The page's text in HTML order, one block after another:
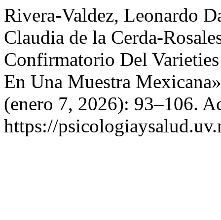
Rivera-Valdez, Leonardo
Claudia de la Cerda-
Confirmatorio Del
En Una Muestra
(enero 7, 2026): 93–106.
https://